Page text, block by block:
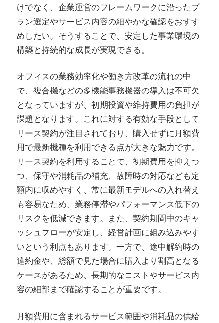
けでなく、企業運営のフレームワークに沿ったプ
ラン選定やサービス内容の細やかな確認をおすす
めしたい。そうすることで、安定した事業環境の
構築と持続的な成長が実現できる。
オフィスの業務効率化や働き方改革の流れの中
で、複合機などの多機能事務機器の導入は不可欠
となっていますが、初期投資や維持費用の負担が
課題となります。これに対する有効な手段として
リース契約が注目されており、購入せずに月額費
用で最新機種を利用できる点が大きな魅力です。
リース契約を利用することで、初期費用を抑えつ
つ、保守や消耗品の補充、故障時の対応なども定
額内に収めやすく、常に最新モデルへの入れ替え
も容易なため、業務停滞やパフォーマンス低下の
リスクを低減できます。また、契約期間中のキャ
ッシュフローが安定し、経営計画に組み込みやす
いという利点もあります。一方で、途中解約時の
違約金や、総額で見た場合に購入より割高となる
ケースがあるため、長期的なコストやサービス内
容の細部まで確認することが重要です。
月額費用に含まれるサービス範囲や消耗品の供給